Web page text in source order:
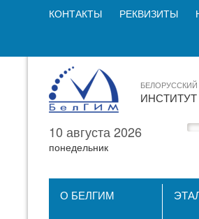
КОНТАКТЫ РЕКВИЗИТЫ
10 августа 2026
понедельник
О БЕЛГИМ